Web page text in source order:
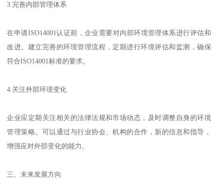
3.完善内部管理体系
在申请ISO14001认证前，企业需要对内部环境管理体系进行评估和
改进。建立完善的环境管理流程，定期进行环境评估和监测，确保
符合ISO14001标准的要求。
4.关注外部环境变化
企业应定期关注相关的法律法规和市场动态，及时调整自身的环境
管理策略。可以通过与行业协会、机构的合作，新的信息和指导，
增强应对外部变化的能力。
三、未来发展方向